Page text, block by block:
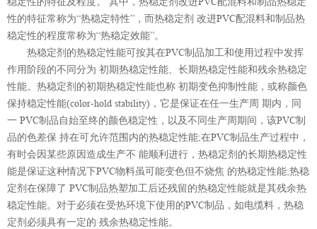
性的特征常称为“热稳定特性”，而热稳定剂 改进PVC配混料和制品热
稳定性的程度常称为“热稳定效能”。
热稳定剂的热稳定性能可按其在PVC制品加工和使用过程中发挥
作用阶段的不同分为 初期热稳定性能、长期热稳定性能和残余热稳定
性能。热稳定剂的初期热稳定性能也称 初期变色抑制性能，或称颜色
保持稳定性能(color-hold stability)，它是保证在任一生产周 期内，同
一 PVC制品自始至终的颜色稳定性，以及不同生产周期间，该PVC制
品的色差保 持在可允许范围内的热稳定性能;在PVC制品生产过程中，
有时会因某些原因造成生产不 能顺利进行，热稳定剂的长期热稳定性
能是保证这种情况下PVC物料虽可能变色但不烧焦 的热稳定性能;热稳
定剂在保障了 PVC制品热塑加工后还残留的热稳定性能就是其残余热
稳定性能。对于必须在受热环境下使用的PVC制品，如电缆料，热稳
定剂必须具有一定的 残余热稳定性能。